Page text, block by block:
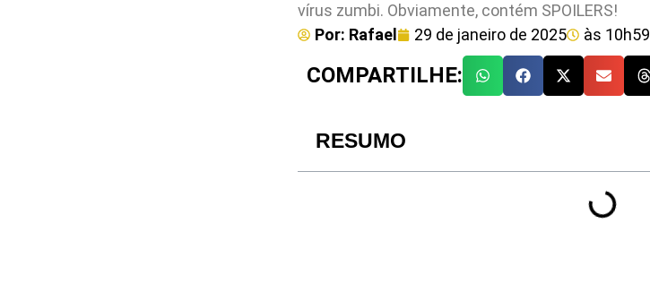
vírus zumbi. Obviamente, contém SPOILERS!
Por: Rafael 29 de janeiro de 2025 às 10h59
COMPARTILHE:
RESUMO